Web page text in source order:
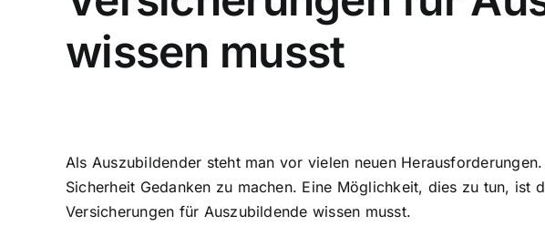
wissen musst
Als Auszubildender steht man vor vielen neuen
Sicherheit Gedanken zu machen. Eine Möglichkeit, dies zu tun, ist
Versicherungen für Auszubildende wissen musst.